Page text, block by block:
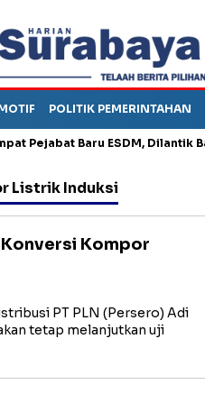
POLITIK PEMERINTAHAN
Baru ESDM, Dilantik Bahlil
Listrik Induksi
Kompor
PT PLN (Persero) Adi
tetap melanjutkan uji